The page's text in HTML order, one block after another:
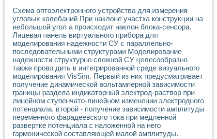
Схема оптоэлектронного устройства для измерения
угловых колебаний При наклоне участка конструкции на
небольшой угол а происходит наклон блока-сенсора.
Лицевая панель виртуального прибора для
моделирования надежности СУ с параллельно-
последовательными структурами Моделирование
надежности структурно сложной СУ целесообразно
также прово дить в интегрированной среде визуального
моделирования VisSim. Первый из них предусматривает
получение динамической вольтамперной зависимости
границы раздела индикаторный электрод-раствор при
линейном ступенчато-линейном изменении электродного
потенциала, второй - получение зависимости амплитуды
переменного фарадеевского тока при медленной
развертке потенциала с наложенной на него
гармонической составляющей малой амплитуды.